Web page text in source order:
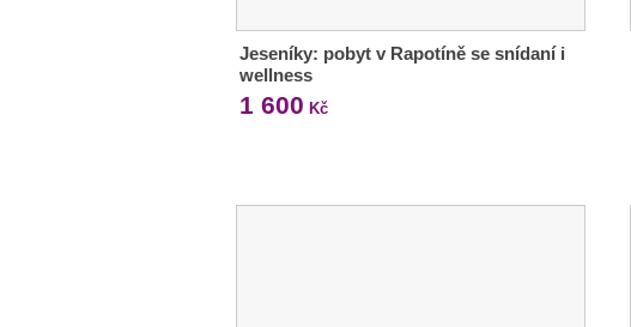
Jeseníky: pobyt v Rapotíně se snídaní i
wellness
1 600 Kč